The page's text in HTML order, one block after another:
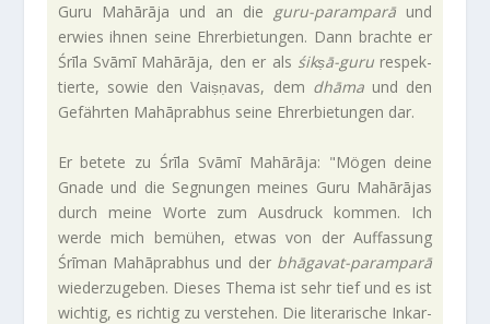
Guru Mahārāja und an die guru-paramparā und
erwies ihnen seine Ehr­erbie­tungen. Dann brachte er
Śrīla Svāmī Mahārāja, den er als śikṣā-guru respek­
tierte, sowie den Vaiṣṇavas, dem dhāmaund den
Gefährten Mahāprabhus seine Ehr­erbie­tungen dar.
Er betete zu Śrīla Svāmī Mahārāja: "Mögen deine
Gnade und die Seg­nungen meines Guru Mahārājas
durch meine Worte zum Aus­druck kommen. Ich
werde mich bemühen, etwas von der Auf­fas­sung
Śrīman Mahāprabhus und der bhāgavat-paramparā
wie­der­zu­geben. Dieses Thema ist sehr tief und es ist
wichtig, es richtig zu ver­stehen. Die lite­ra­ri­sche Inkar­